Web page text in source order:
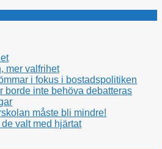
mer valfrihet
i fokus i bostadspolitiken
borde inte behöva debatteras
måste bli mindre!
valt med hjärtat